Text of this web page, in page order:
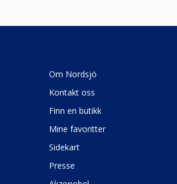
Om Nordsjö
Kontakt oss
Finn en butikk
Mine favoritter
Sidekart
Presse